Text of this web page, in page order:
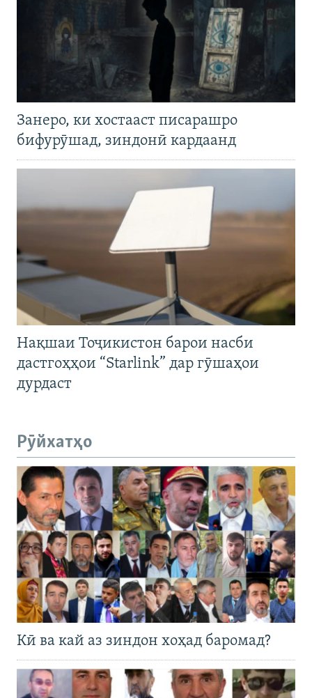
Занеро, ки хостааст писарашро
бифурӯшад, зиндонӣ кардаанд
Нақшаи Тоҷикистон барои насби
дастгоҳҳои “Starlink” дар гӯшаҳои
дурдаст
Рӯйхатҳо
Кӣ ва кай аз зиндон хоҳад баромад?